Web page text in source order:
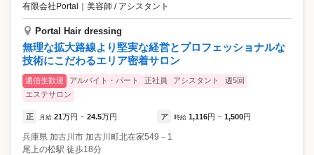
有限会社Portal 美容師 / アシスタント
Portal Hair dressing
無理な拡大路線より堅実な経営とプロフェッショナルな
技術にこだわるエリア密着サロン
通信生歓迎 アルバイト・パート 正社員 アシスタント
週5回
エステサロン
正 月給 21万円 ~ 24.5万円 ア 時給 1,116円 ~ 1,500円
兵庫県 加古川市 加古川町北在家549－1
尾上の松駅 徒歩18分